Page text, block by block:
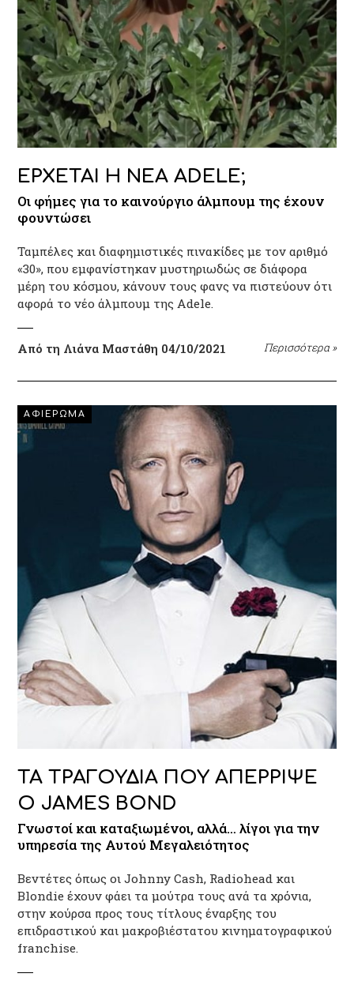
ΕΡΧΕΤΑΙ Η ΝΕΑ ADELE;
Οι φήμες για το καινούργιο άλμπουμ της έχουν
φουντώσει
Ταμπέλες και διαφημιστικές πινακίδες με τον αριθμό
«30», που εμφανίστηκαν μυστηριωδώς σε διάφορα
μέρη του κόσμου, κάνουν τους φανς να πιστεύουν ότι
αφορά το νέο άλμπουμ της Adele.
Από τη Λιάνα Μαστάθη 04/10/2021 Περισσότερα »
ΑΦΙΕΡΩΜΑ
ΤΑ ΤΡΑΓΟΥΔΙΑ ΠΟΥ ΑΠΕΡΡΙΨΕ
Ο JAMES BOND
Γνωστοί και καταξιωμένοι, αλλά… λίγοι για την
υπηρεσία της Αυτού Μεγαλειότητος
Βεντέτες όπως οι Johnny Cash, Radiohead και
Blondie έχουν φάει τα μούτρα τους ανά τα χρόνια,
στην κούρσα προς τους τίτλους έναρξης του
επιδραστικού και μακροβιέστατου κινηματογραφικού
franchise.